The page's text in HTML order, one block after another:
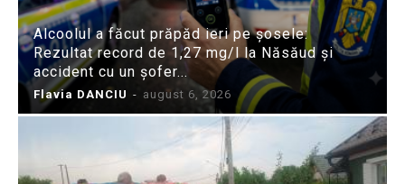
Alcoolul a făcut prăpăd ieri pe șosele:
Rezultat record de 1,27 mg/l la Năsăud și
accident cu un șofer...
Flavia DANCIU - august 6, 2026